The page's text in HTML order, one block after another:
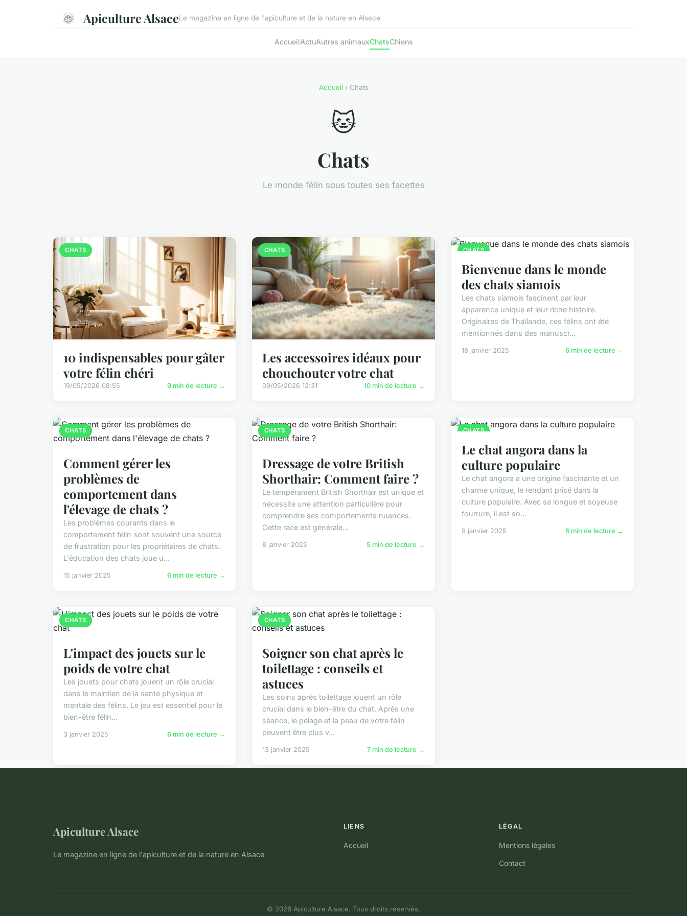
Apiculture AlsaceLe magazine en ligne de l'apiculture et de la nature en Alsace
AccueilActuAutres animauxChatsChiens
Accueil› Chats
🐱
Chats
Le monde félin sous toutes ses facettes
CHATS
10 indispensables pour gâter
votre félin chéri
19/05/2026 08:55 9 min de lecture →
CHATS
Les accessoires idéaux pour
chouchouter votre chat
09/05/2026 12:31 10 min de lecture →
CHATS
Bienvenue dans le monde
des chats siamois
Les chats siamois fascinent par leur
apparence unique et leur riche histoire.
Originaires de Thaïlande, ces félins ont été
mentionnés dans des manuscr...
18 janvier 2025 6 min de lecture →
CHATS
Comment gérer les
problèmes de
comportement dans
l'élevage de chats ?
Les problèmes courants dans le
comportement félin sont souvent une source
de frustration pour les propriétaires de chats.
L'éducation des chats joue u...
15 janvier 2025 6 min de lecture →
CHATS
Dressage de votre British
Shorthair: Comment faire ?
Le tempérament British Shorthair est unique et
nécessite une attention particulière pour
comprendre ses comportements nuancés.
Cette race est générale...
8 janvier 2025 5 min de lecture →
CHATS
Le chat angora dans la
culture populaire
Le chat angora a une origine fascinante et un
charme unique, le rendant prisé dans la
culture populaire. Avec sa longue et soyeuse
fourrure, il est so...
9 janvier 2025 6 min de lecture →
CHATS
L'impact des jouets sur le
poids de votre chat
Les jouets pour chats jouent un rôle crucial
dans le maintien de la santé physique et
mentale des félins. Le jeu est essentiel pour le
bien-être félin...
3 janvier 2025 6 min de lecture →
CHATS
Soigner son chat après le
toilettage : conseils et
astuces
Les soins après toilettage jouent un rôle
crucial dans le bien-être du chat. Après une
séance, le pelage et la peau de votre félin
peuvent être plus v...
13 janvier 2025 7 min de lecture →
Apiculture Alsace
Le magazine en ligne de l'apiculture et de la nature en Alsace
LIENS
Accueil
LÉGAL
Mentions légales
Contact
© 2026 Apiculture Alsace. Tous droits réservés.